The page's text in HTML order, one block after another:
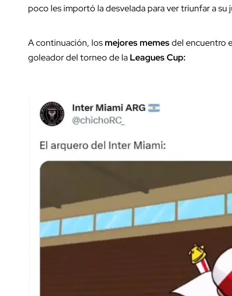
poco les importó la desvelada para ver triunfar a
A continuación, los mejores memesdel encuentro
goleador del torneo de la Leagues Cup: